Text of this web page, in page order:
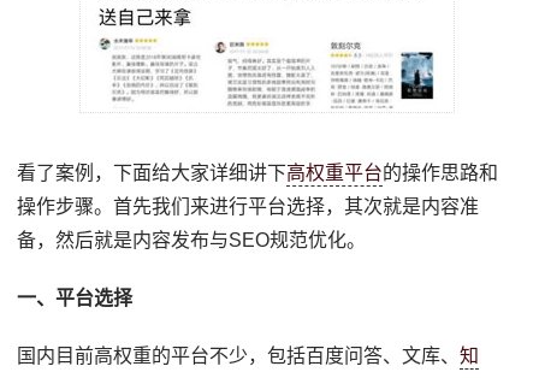
看了案例，下面给大家详细讲下高权重平台的操作思路和
操作步骤。首先我们来进行平台选择，其次就是内容准
备，然后就是内容发布与SEO规范优化。
一、平台选择
国内目前高权重的平台不少，包括百度问答、文库、知